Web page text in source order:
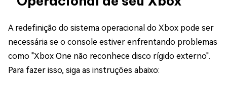
A redefinição do sistema operacional do Xbox pode ser
necessária se o console estiver enfrentando problemas
como "Xbox One não reconhece disco rígido externo".
Para fazer isso, siga as instruções abaixo: